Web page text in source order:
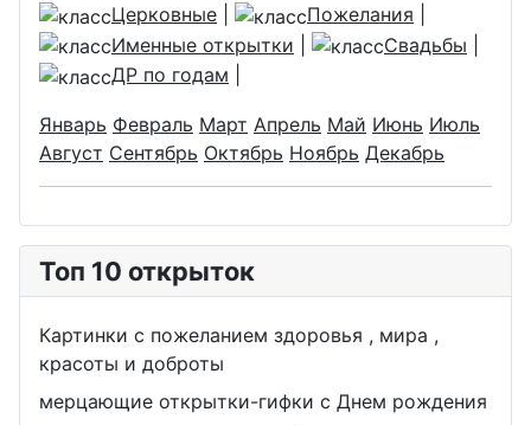
Церковные
Пожелания
Именные открытки
Свадьбы
ДР по годам
Январь Февраль Март Апрель Май Июнь Июль
Август Сентябрь Октябрь Ноябрь Декабрь
Топ 10 открыток
Картинки с пожеланием здоровья , мира ,
красоты и доброты
мерцающие открытки-гифки с Днем рождения